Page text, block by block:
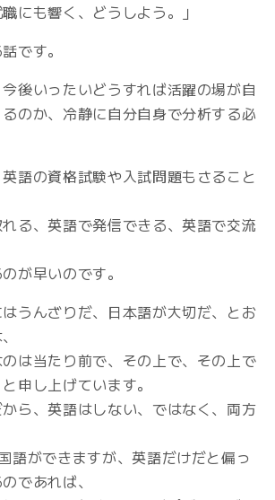
にも響く、どうしよう。」
です。
後いったいどうすれば活躍の場が自
のか、冷静に自分自身で分析する必
語の資格試験や入試問題もさること
る、英語で発信できる、英語で交流
が早いのです。
うんざりだ、日本語が大切だ、とお
は当たり前で、その上で、その上で
申し上げています。
ら、英語はしない、ではなく、両方
語ができますが、英語だけだと偏っ
であれば、